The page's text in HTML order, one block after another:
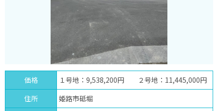
価格
１号地：9,538,200円 ２号地：11,445,000円
住所
姫路市砥堀